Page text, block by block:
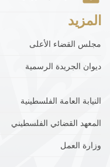
المزيد
مجلس القضاء الأعلى
ديوان الجريدة الرسمية
النيابة العامة الفلسطينية
المعهد القضائي الفلسطيني
وزارة العمل